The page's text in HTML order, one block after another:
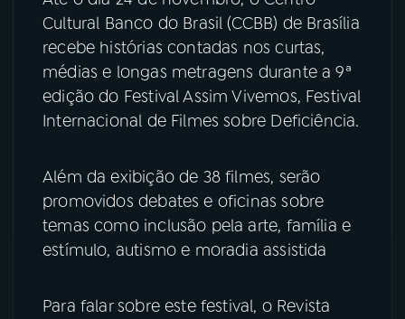
06VIDEOCASTS
07ÚLTIMAS
ACOMPANHE A RÁDIO NACIONAL
YouTube Facebook
Instagram X
Cultural Banco do Brasil (CCBB) de Brasília
recebe histórias contadas nos curtas,
médias e longas metragens durante a 9ª
edição do Festival Assim Vivemos, Festival
Internacional de Filmes sobre Deficiência.
Além da exibição de 38 filmes, serão
promovidos debates e oficinas sobre
temas como inclusão pela arte, família e
estímulo, autismo e moradia assistida
Para falar sobre este festival, o Revista